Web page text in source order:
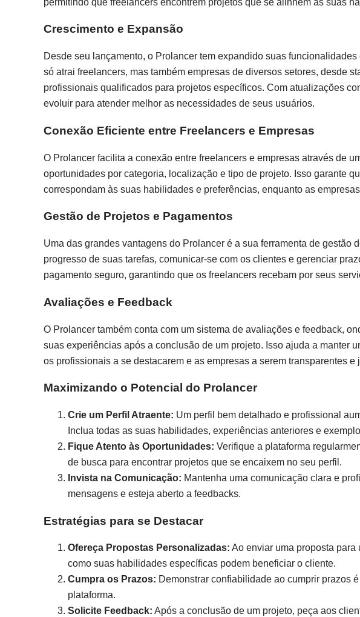
Crescimento e Expansão
Desde seu lançamento, o Prolancer tem expandido suas
só atrai freelancers, mas também empresas de diversos setores, desde
profissionais qualificados para projetos específicos. Com atualizações
evoluir para atender melhor as necessidades de seus usuários.
Conexão Eficiente entre Freelancers e Empresas
O Prolancer facilita a conexão entre freelancers e empresas através de
oportunidades por categoria, localização e tipo de projeto. Isso garante
correspondam às suas habilidades e preferências, enquanto as
Gestão de Projetos e Pagamentos
Uma das grandes vantagens do Prolancer é a sua ferramenta de gestão
progresso de suas tarefas, comunicar-se com os clientes e gerenciar
pagamento seguro, garantindo que os freelancers recebam por seus
Avaliações e Feedback
O Prolancer também conta com um sistema de avaliações e feedback,
suas experiências após a conclusão de um projeto. Isso ajuda a manter
os profissionais a se destacarem e as empresas a serem transparentes e
Maximizando o Potencial do Prolancer
Crie um Perfil Atraente: Um perfil bem detalhado e profissional
Inclua todas as suas habilidades, experiências anteriores e
Fique Atento às Oportunidades: Verifique a plataforma
de busca para encontrar projetos que se encaixem no seu perfil.
Invista na Comunicação: Mantenha uma comunicação clara e
mensagens e esteja aberto a feedbacks.
Estratégias para se Destacar
Ofereça Propostas Personalizadas: Ao enviar uma proposta
como suas habilidades específicas podem beneficiar o cliente.
Cumpra os Prazos: Demonstrar confiabilidade ao cumprir prazos
plataforma.
Solicite Feedback: Após a conclusão de um projeto, peça aos